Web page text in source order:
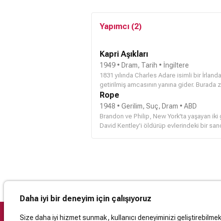
Yapımcı (2)
Kapri Aşıkları
1949 • Dram, Tarih • İngiltere
1831 yılında Charles Adare isimli bir
getirilmiş amcasının yanına gider. Burada
ortaklığına dönüşen bu tanışma
Leydi Henrietta'yı çocukluğundan
Charles kısa bir süre sonra Henrietta'nın
görür. Henrietta ile aralarındaki dostluk
Rope
1948 • Gerilim, Suç, Dram • ABD
Brandon ve Philip, New York'ta yaşayan iki
David Kentley'i öldürüp evlerindeki bir
katil de değildir.
Daha iyi bir deneyim için çalışıyoruz
Size daha iyi hizmet sunmak, kullanıcı deneyiminizi